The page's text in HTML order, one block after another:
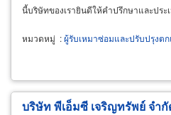
นี้บริษัทของเรายินดีให้คำปรึกษาและปร
หมวดหมู่ :ผู้รับเหมาซ่อมและปรับปรุงต
บริษัท พีเอ็มซี เจริญทรัพย์ จำ